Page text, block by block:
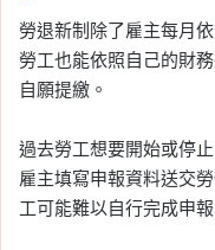
勞退新制除了雇主每月
勞工也能依照自己的財
自願提繳。
過去勞工想要開始或停
雇主填寫申報資料送交
工可能難以自行完成申報